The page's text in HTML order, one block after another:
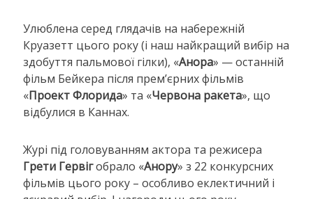
Улюблена серед глядачів на набережній
Круазетт цього року (і наш найкращий вибір на
здобуття пальмової гілки), «Анора» — останній
фільм Бейкера після прем’єрних фільмів
«Проект Флорида» та «Червона ракета», що
відбулися в Каннах.
Журі під головуванням актора та режисера
Грети Гервігобрало «Анору» з 22 конкурсних
фільмів цього року – особливо еклектичний і